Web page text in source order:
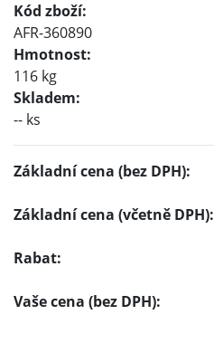
Kód zboží:
AFR-360890
Hmotnost:
116 kg
Skladem:
-- ks
Základní cena (bez DPH):
Základní cena (včetně DPH):
Rabat:
Vaše cena (bez DPH):